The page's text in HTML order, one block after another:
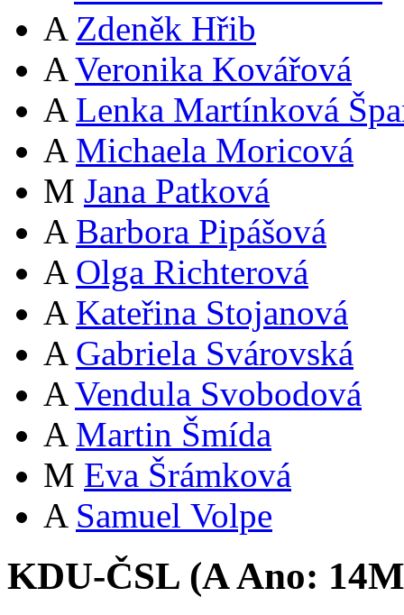
A Zdeněk Hřib
A Veronika Kovářová
A Lenka Martínková
A Michaela Moricová
M Jana Patková
A Barbora Pipášová
A Olga Richterová
A Kateřina Stojanová
A Gabriela Svárovská
A Vendula Svobodová
A Martin Šmída
M Eva Šrámková
A Samuel Volpe
KDU-ČSL (AAno: 14M